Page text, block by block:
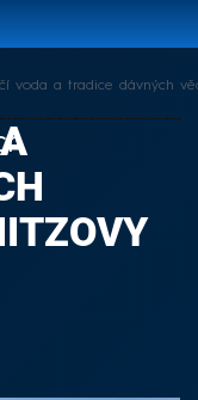
voda a tradice dávných